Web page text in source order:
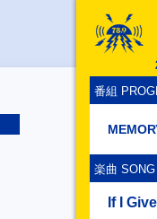
番組
楽曲 SONG
If I